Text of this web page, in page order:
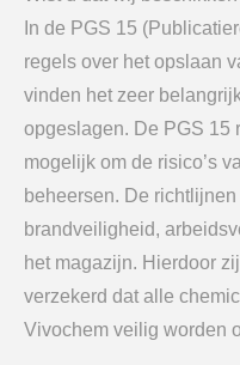
In de PGS 15
regels over het opslaan
vinden het zeer
opgeslagen. De PGS 15
mogelijk om de risico’s
beheersen. De
brandveiligheid,
het magazijn. Hierdoor
verzekerd dat alle
Vivochem veilig worden